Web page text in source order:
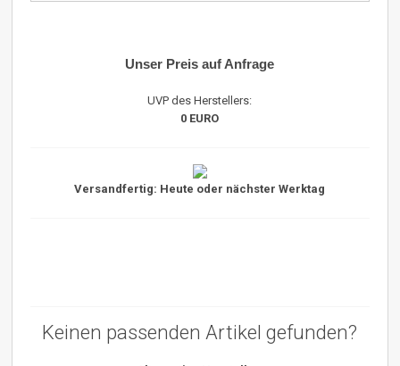
Unser Preis auf Anfrage
UVP des Herstellers:
0 EURO
Versandfertig: Heute oder nächster Werktag
Keinen passenden Artikel gefunden?